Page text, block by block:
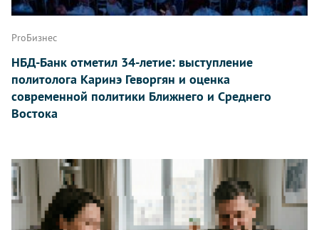
ProБизнес
НБД-Банк отметил 34-летие: выступление
политолога Каринэ Геворгян и оценка
современной политики Ближнего и Среднего
Востока